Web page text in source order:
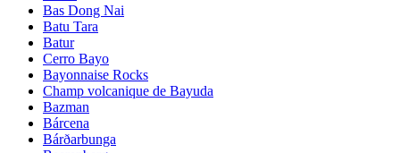
Bas Dong Nai
Batu Tara
Batur
Cerro Bayo
Bayonnaise Rocks
Champ volcanique de Bayuda
Bazman
Bárcena
Bárðarbunga